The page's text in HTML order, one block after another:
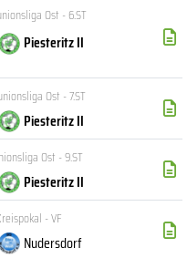
Ost - 6.ST
Piesteritz II
Ost - 7.ST
Piesteritz II
Ost - 9.ST
Piesteritz II
- VF
Nudersdorf